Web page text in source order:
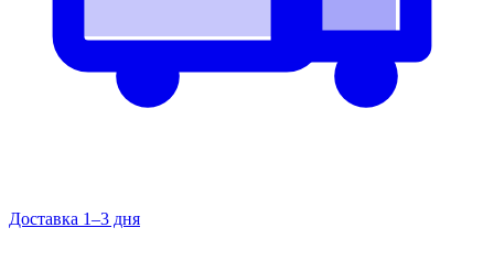
Доставка 1–3 дня